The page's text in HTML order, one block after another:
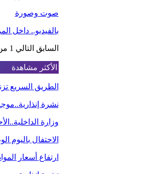
صوت وصورة
بالفيديو.. داخل
السابق التالي 1 من 118
الأكثر مشاهدة
الطريق السريع
نشرة
وزارة
الاحتفال باليوم
ارتفاع أسعار